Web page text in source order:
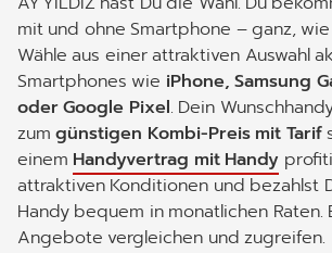
mit und ohne Smartphone – ganz,
Wähle aus einer attraktiven Auswahl
Smartphones wie iPhone, Samsung
oder Google Pixel. Dein
zumgünstigen Kombi-Preis mit Tarif
einem Handyvertrag mit Handy
attraktiven Konditionen und bezahlst
Handy bequem in monatlichen Raten.
Angebote vergleichen und zugreifen.